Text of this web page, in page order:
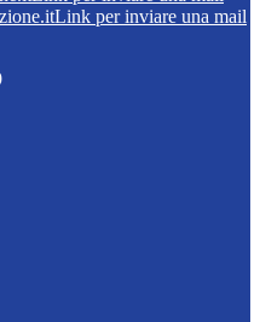
Link per inviare una mail